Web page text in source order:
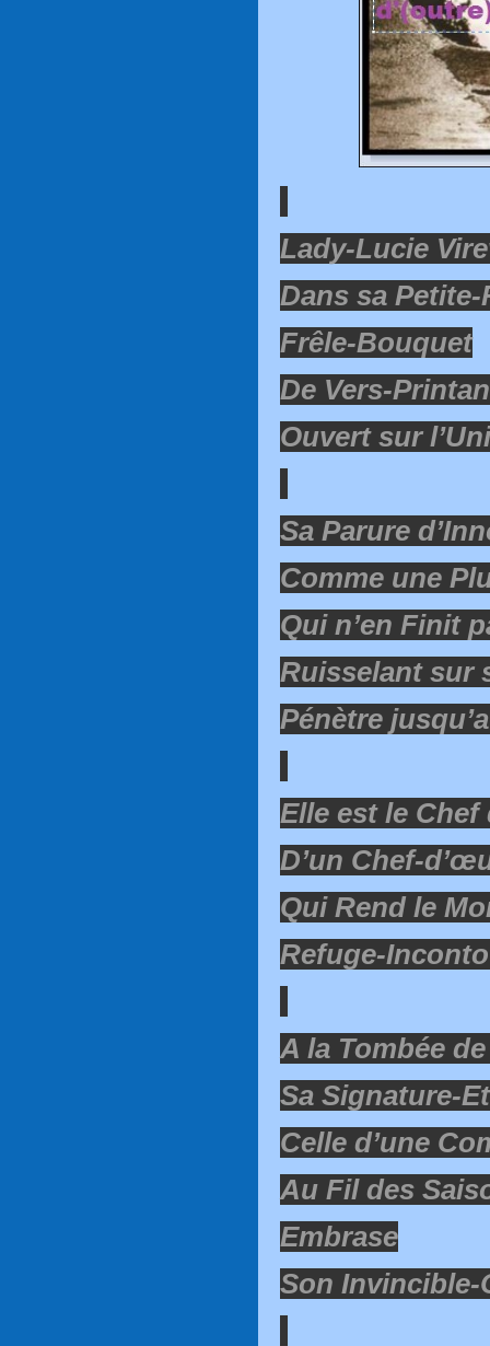
Lady-Lucie
Dans sa
Frêle-Bouquet
De Vers-
Ouvert sur
Sa Parure
Comme une
Qui n’en Finit
Ruisselant sur
Pénètre
Elle est le Chef
D’un Chef-
Qui Rend le
Refuge-
A la Tombée
Sa Signature-
Celle d’une
Au Fil des
Embrase
Son Invincible-